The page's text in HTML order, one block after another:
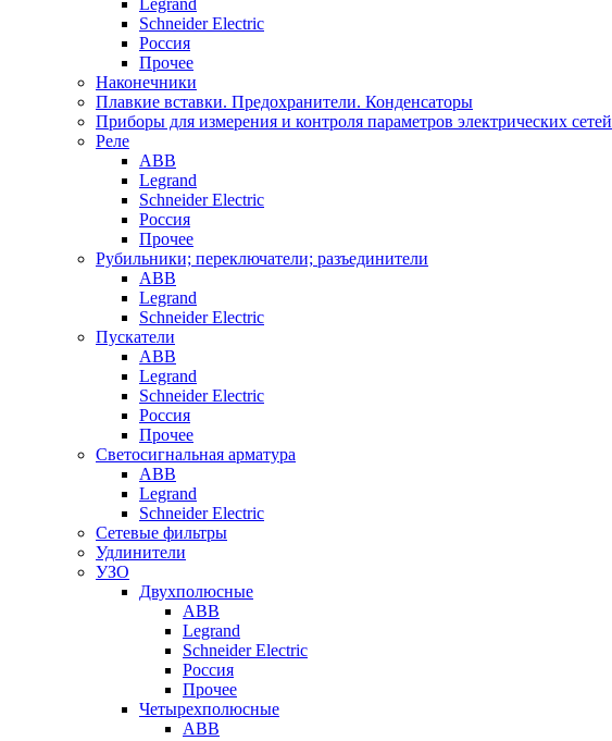
Legrand
Schneider Electric
Россия
Прочее
Наконечники
Плавкие вставки. Предохранители. Конденсаторы
Приборы для измерения и контроля параметров электрических сетей
Реле
ABB
Legrand
Schneider Electric
Россия
Прочее
Рубильники; переключатели; разъединители
ABB
Legrand
Schneider Electric
Пускатели
ABB
Legrand
Schneider Electric
Россия
Прочее
Светосигнальная арматура
ABB
Legrand
Schneider Electric
Сетевые фильтры
Удлинители
УЗО
Двухполюсные
ABB
Legrand
Schneider Electric
Россия
Прочее
Четырехполюсные
ABB